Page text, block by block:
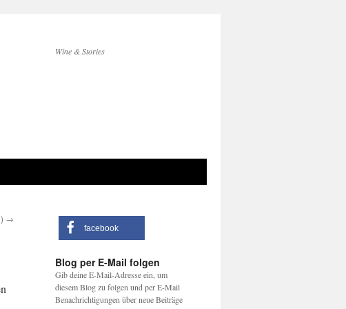
Wine & Stories
→
facebook
Blog per E-Mail folgen
Gib deine E-Mail-Adresse ein, um
diesem Blog zu folgen und per E-Mail
Benachrichtigungen über neue Beiträge